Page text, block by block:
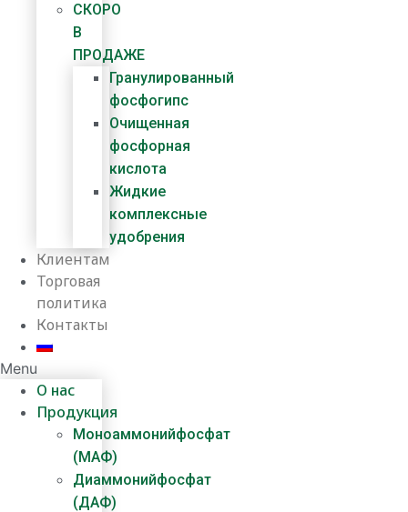
СКОРО
В
ПРОДАЖЕ
Гранулированный
фосфогипс
Очищенная
фосфорная
кислота
Жидкие
комплексные
удобрения
Клиентам
Торговая
политика
Контакты
Menu
О нас
Продукция
Моноаммонийфосфат
(МАФ)
Диаммонийфосфат
(ДАФ)